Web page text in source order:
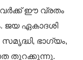
ഈ വ്രതം
ജയ ഏകാദശി
ഭാഗ്യം,
തുറക്കുന്നു.